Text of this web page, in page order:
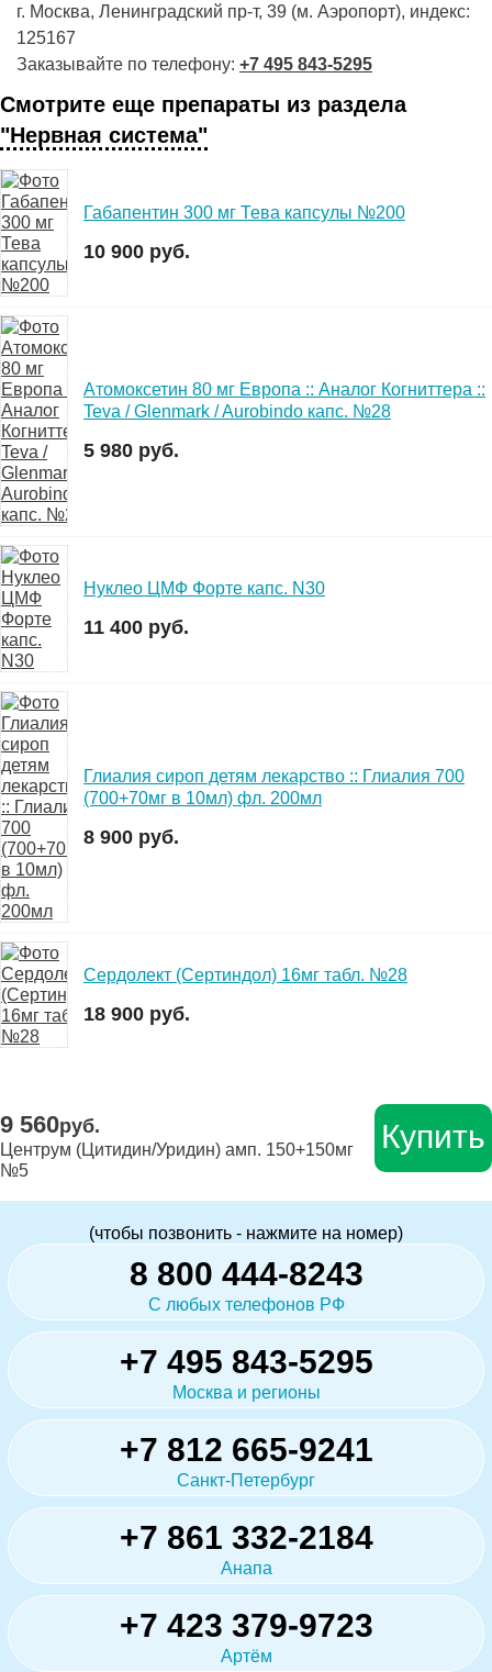
г. Москва, Ленинградский пр-т, 39 (м. Аэропорт), индекс:
125167
Заказывайте по телефону: +7 495 843-5295
Смотрите еще препараты из раздела
"Нервная система"
Габапентин 300 мг Тева капсулы №200
10 900 руб.
Атомоксетин 80 мг Европа :: Аналог Когниттера ::
Teva / Glenmark / Aurobindo капс. №28
5 980 руб.
Нуклео ЦМФ Форте капс. N30
11 400 руб.
Глиалия сироп детям лекарство :: Глиалия 700
(700+70мг в 10мл) фл. 200мл
8 900 руб.
Сердолект (Сертиндол) 16мг табл. №28
18 900 руб.
9 560руб.
Центрум (Цитидин/Уридин) амп. 150+150мг
№5
Купить
(чтобы позвонить - нажмите на номер)
8 800 444-8243
С любых телефонов РФ
+7 495 843-5295
Москва и регионы
+7 812 665-9241
Санкт-Петербург
+7 861 332-2184
Анапа
+7 423 379-9723
Артём